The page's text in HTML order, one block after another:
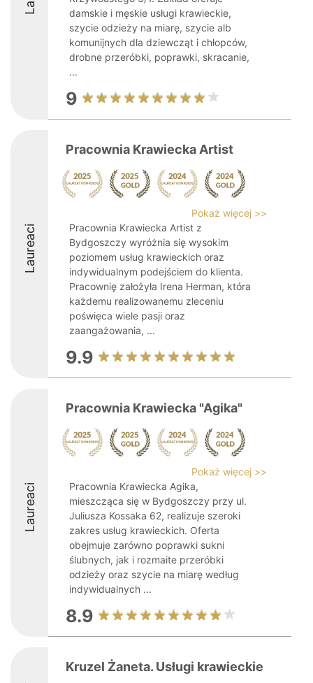
damskie i męskie usługi krawieckie,
szycie odzieży na miarę, szycie alb
komunijnych dla dziewcząt i chłopców,
drobne przeróbki, poprawki, skracanie,
...
9
Laureaci
Pracownia Krawiecka Artist
Pokaż więcej >>
Pracownia Krawiecka Artist z
Bydgoszczy wyróżnia się wysokim
poziomem usług krawieckich oraz
indywidualnym podejściem do klienta.
Pracownię założyła Irena Herman, która
każdemu realizowanemu zleceniu
poświęca wiele pasji oraz
zaangażowania, ...
9.9
Laureaci
Pracownia Krawiecka "Agika"
Pokaż więcej >>
Pracownia Krawiecka Agika,
mieszcząca się w Bydgoszczy przy ul.
Juliusza Kossaka 62, realizuje szeroki
zakres usług krawieckich. Oferta
obejmuje zarówno poprawki sukni
ślubnych, jak i rozmaite przeróbki
odzieży oraz szycie na miarę według
indywidualnych ...
8.9
Kruzel Żaneta. Usługi krawieckie